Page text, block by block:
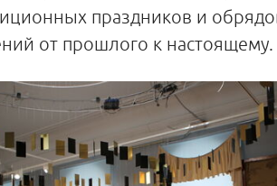
праздников и
от прошлого к настоящему.